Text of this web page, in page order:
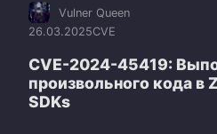
Vulner Queen
26.03.2025CVE
CVE-2024-45419:
произвольного кода в
SDKs